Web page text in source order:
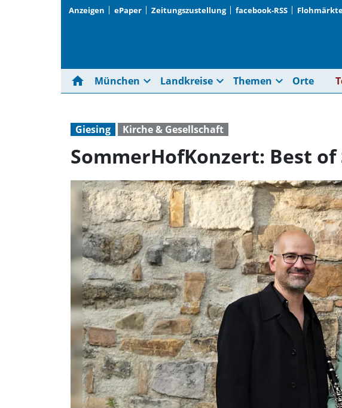
Anzeigen ePaper Zeitungszustellung facebook-RSS
home München expand_more Landkreise expand_more Themen expand_more Orte
Giesing Kirche & Gesellschaft
SommerHofKonzert: Best of